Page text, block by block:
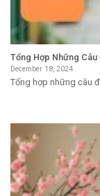
Tổng Hợp Những Câu
December 18, 2024
Tổng hợp những câu